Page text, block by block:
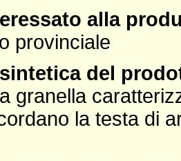
alla
provinciale
del
granella
la testa di